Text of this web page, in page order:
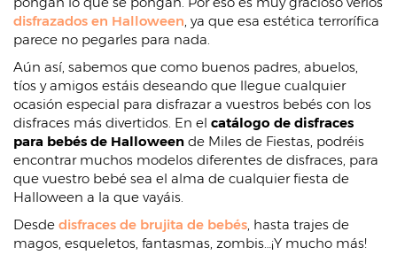
disfrazados en Halloween, ya que esa estética terrorífica
parece no pegarles para nada.
Aún así, sabemos que como buenos padres, abuelos,
tíos y amigos estáis deseando que llegue cualquier
ocasión especial para disfrazar a vuestros bebés con los
disfraces más divertidos. En el catálogo de disfraces
para bebés de Halloween de Miles de Fiestas, podréis
encontrar muchos modelos diferentes de disfraces, para
que vuestro bebé sea el alma de cualquier fiesta de
Halloween a la que vayáis.
Desde disfraces de brujita de bebés, hasta trajes de
magos, esqueletos, fantasmas, zombis…¡Y mucho más!